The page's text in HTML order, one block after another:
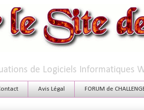
de Logiciels Informatiques
Avis Légal FORUM de